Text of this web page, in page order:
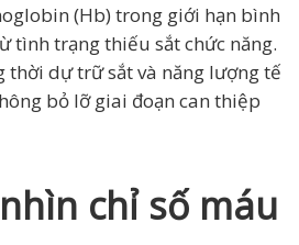
(Hb) trong giới hạn bình
tình trạng thiếu sắt chức năng.
thời dự trữ sắt và năng lượng tế
bỏ lỡ giai đoạn can thiệp
chỉ số máu